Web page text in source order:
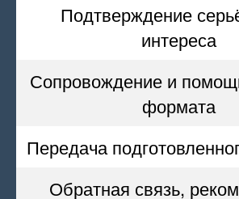
Подтверждение
интереса
Сопровождение и
формата
Передача
Обратная связь,